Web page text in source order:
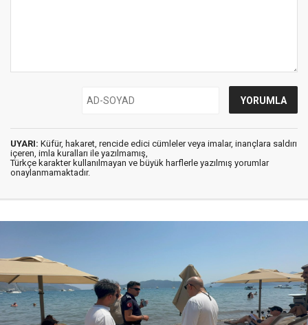
UYARI: Küfür, hakaret, rencide edici cümleler veya imalar, inançlara saldırı
içeren, imla kuralları ile yazılmamış,
Türkçe karakter kullanılmayan ve büyük harflerle yazılmış yorumlar
onaylanmamaktadır.